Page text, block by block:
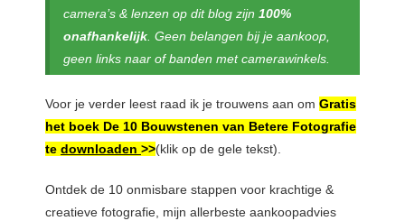
camera’s & lenzen op dit blog zijn 100%
onafhankelijk . Geen belangen bij je aankoop,
geen links naar of banden met camerawinkels.
Voor je verder leest raad ik je trouwens aan om Gratis
het boek De 10 Bouwstenen van Betere Fotografie
te downloaden >>(klik op de gele tekst).
Ontdek de 10 onmisbare stappen voor krachtige &
creatieve fotografie, mijn allerbeste aankoopadvies